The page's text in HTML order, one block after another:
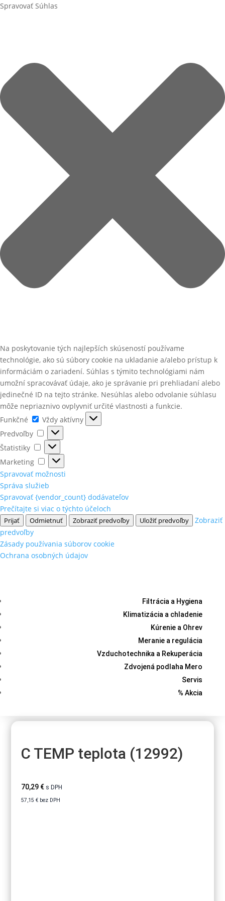
Spravovať Súhlas
Na poskytovanie tých najlepších skúseností používame
technológie, ako sú súbory cookie na ukladanie a/alebo prístup k
informáciám o zariadení. Súhlas s týmito technológiami nám
umožní spracovávať údaje, ako je správanie pri prehliadaní alebo
jedinečné ID na tejto stránke. Nesúhlas alebo odvolanie súhlasu
môže nepriaznivo ovplyvniť určité vlastnosti a funkcie.
Funkčné
Funkčné
Vždy aktívny
Predvoľby
Predvoľby
Štatistiky
Štatistiky
Marketing
Marketing
Spravovať možnosti
Správa služieb
Spravovať {vendor_count} dodávateľov
Prečítajte si viac o týchto účeloch
Prijať Odmietnuť Zobraziť predvoľby Uložiť predvoľby
Zobraziť
predvoľby
Zásady používania súborov cookie
Ochrana osobných údajov
Filtrácia a Hygiena
Klimatizácia a chladenie
Kúrenie a Ohrev
Meranie a regulácia
Vzduchotechnika a Rekuperácia
Zdvojená podlaha Mero
Servis
% Akcia
C TEMP teplota (12992)
70,29 € s DPH
57,15€ bez DPH